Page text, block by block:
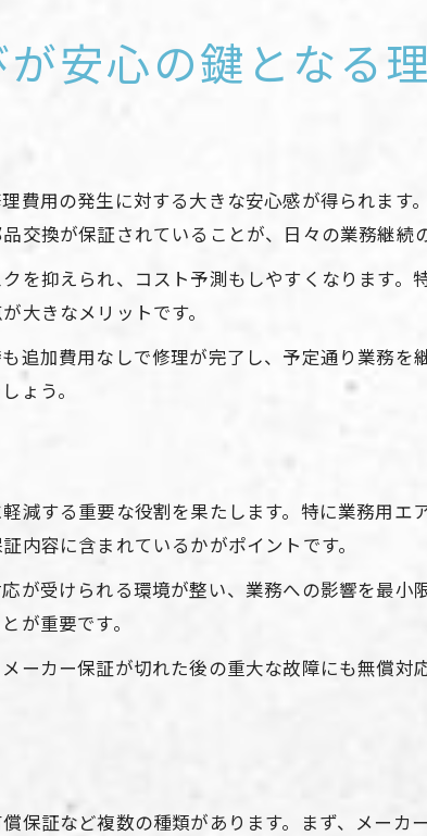
空調設備の延長保証の必要性を見極める
空調設備保証の延長で得られる安心感
故障リスクを減らす空調設備保証のポイント
空調設備保証で故障リスクを最小限に
空調設備保証選びで重視すべき項目
空調設備の保証対象部品を確認しよう
空調設備保証内容を比較する重要性
空調設備保証のカバー範囲を理解する
空調設備各社の保証内容の特徴を見る
空調設備管理に合った保証を選ぶ方法
空調設備保証内容と管理コストの関係
空調設備保証期間延長の費用対効果とは
安心の鍵となる
費用の発生に対する大きな安心感が得られま
交換が保証されていることが、日々の業務継続
を抑えられ、コスト予測もしやすくなります。
大きなメリットです。
追加費用なしで修理が完了し、予定通り業務を
ょう。
減する重要な役割を果たします。特に業務用
内容に含まれているかがポイントです。
が受けられる環境が整い、業務への影響を最小
が重要です。
ーカー保証が切れた後の重大な故障にも無償対
保証など複数の種類があります。まず、メーカ